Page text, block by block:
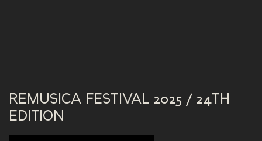
REMUSICA FESTIVAL 2025 / 24TH
EDITION